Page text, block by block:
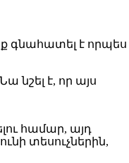
գնահատել է որպես
է, որ այս
համար, այդ
ի տեսուչներին,